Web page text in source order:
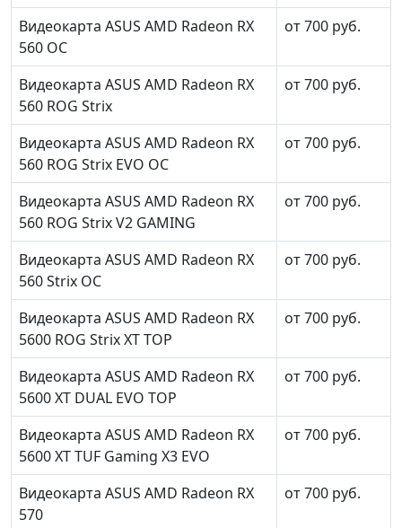
Видеокарта ASUS AMD Radeon RX
560 OC
от 700 руб.
Видеокарта ASUS AMD Radeon RX
560 ROG Strix
от 700 руб.
Видеокарта ASUS AMD Radeon RX
560 ROG Strix EVO OC
от 700 руб.
Видеокарта ASUS AMD Radeon RX
560 ROG Strix V2 GAMING
от 700 руб.
Видеокарта ASUS AMD Radeon RX
560 Strix OC
от 700 руб.
Видеокарта ASUS AMD Radeon RX
5600 ROG Strix XT TOP
от 700 руб.
Видеокарта ASUS AMD Radeon RX
5600 XT DUAL EVO TOP
от 700 руб.
Видеокарта ASUS AMD Radeon RX
5600 XT TUF Gaming X3 EVO
от 700 руб.
Видеокарта ASUS AMD Radeon RX
570
от 700 руб.